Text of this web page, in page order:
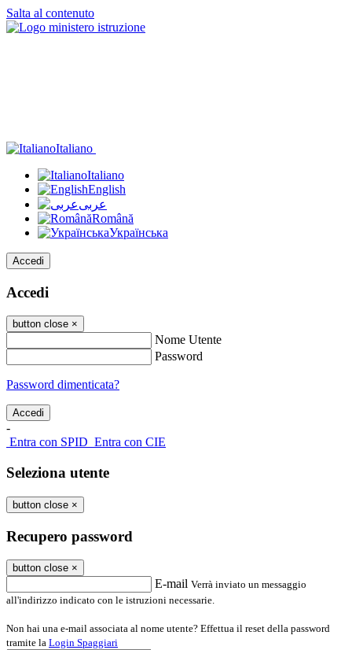
Salta al contenuto
Italiano
Italiano
English
عربى
Română
Українська
Accedi
Accedi
button close ×
Nome Utente
Password
Password dimenticata?
-
Entra con SPID Entra con CIE
Seleziona utente
button close ×
Recupero password
button close ×
E-mail Verrà inviato un messaggio
all'indirizzo indicato con le istruzioni necessarie.
Non hai una e-mail associata al nome utente? Effettua il reset della password
tramite la Login Spaggiari